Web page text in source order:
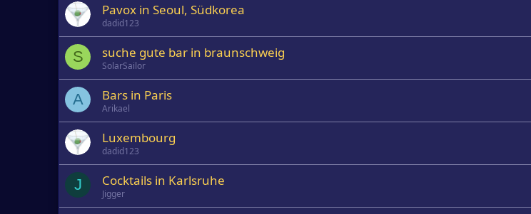
Pavox in Seoul, Südkorea
dadid123
S suche gute bar in braunschweig
SolarSailor
A Bars in Paris
Arikael
Luxembourg
dadid123
J Cocktails in Karlsruhe
Jigger